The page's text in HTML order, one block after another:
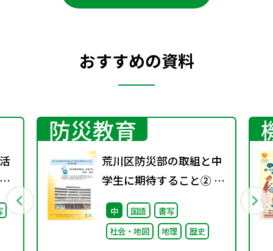
おすすめの資料
防災教育
荒川区防災部の取組と中
学生に期待すること② ～
取り組み編～
中 国語
書写
社会・地図
地理 歴史